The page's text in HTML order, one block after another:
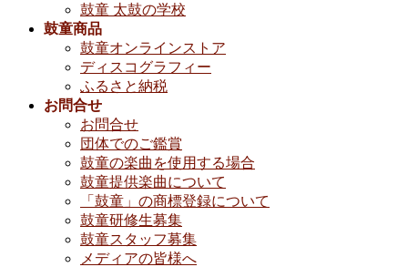
鼓童 太鼓の学校
鼓童商品
鼓童オンラインストア
ディスコグラフィー
ふるさと納税
お問合せ
お問合せ
団体でのご鑑賞
鼓童の楽曲を使用する場合
鼓童提供楽曲について
「鼓童」の商標登録について
鼓童研修生募集
鼓童スタッフ募集
メディアの皆様へ